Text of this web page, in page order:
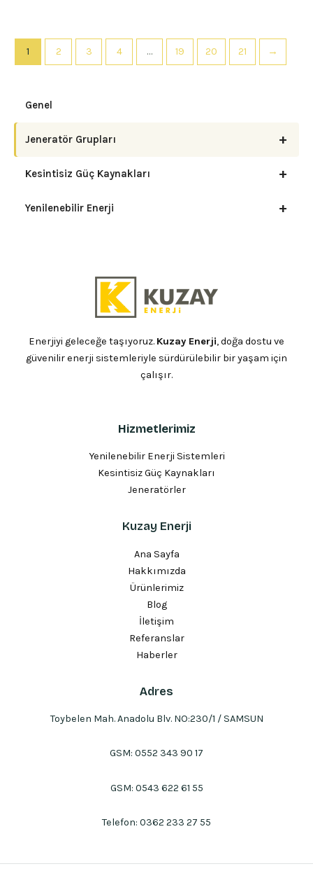
Genel
+
Jeneratör Grupları
+
Kesintisiz Güç Kaynakları
+
Yenilenebilir Enerji
1 2 3 4 … 19 20 21 →
Enerjiyi geleceğe taşıyoruz. Kuzay Enerji, doğa dostu ve
güvenilir enerji sistemleriyle sürdürülebilir bir yaşam için
çalışır.
Hizmetlerimiz
Yenilenebilir Enerji Sistemleri
Kesintisiz Güç Kaynakları
Jeneratörler
Kuzay Enerji
Ana Sayfa
Hakkımızda
Ürünlerimiz
Blog
İletişim
Referanslar
Haberler
Adres
Toybelen Mah. Anadolu Blv. NO:230/1 / SAMSUN
GSM: 0552 343 90 17
GSM: 0543 622 61 55
Telefon: 0362 233 27 55